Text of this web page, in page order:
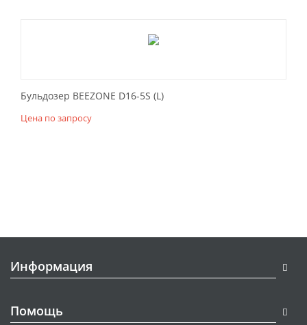
Бульдозер BEEZONE D16-5S (L)
Цена по запросу
Информация
Помощь